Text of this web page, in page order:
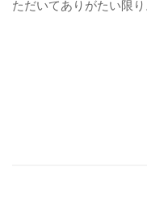
ただいてありがたい限